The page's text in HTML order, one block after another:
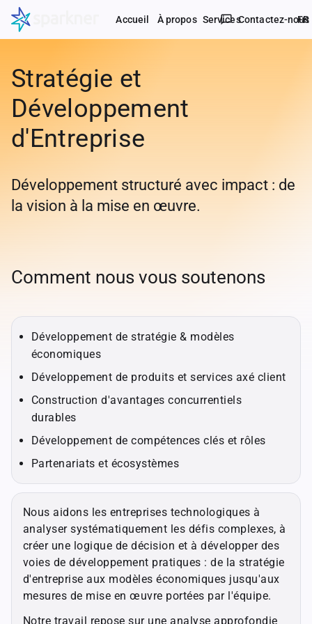
Accueil À propos Services
chat_bubble_outline Contactez-nous
FR
Stratégie et
Développement
d'Entreprise
Développement structuré avec impact : de
la vision à la mise en œuvre.
Comment nous vous soutenons
Développement de stratégie & modèles
économiques
Développement de produits et services axé client
Construction d'avantages concurrentiels
durables
Développement de compétences clés et rôles
Partenariats et écosystèmes
Nous aidons les entreprises technologiques à
analyser systématiquement les défis complexes, à
créer une logique de décision et à développer des
voies de développement pratiques : de la stratégie
d'entreprise aux modèles économiques jusqu'aux
mesures de mise en œuvre portées par l'équipe.
Notre travail repose sur une analyse approfondie